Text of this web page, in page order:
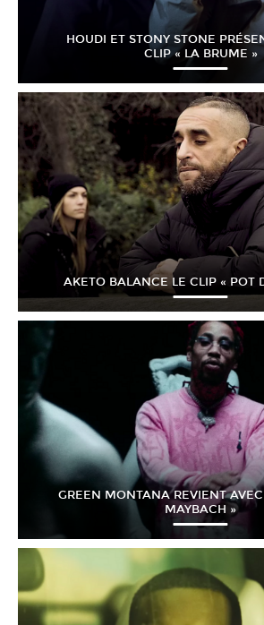
HOUDI ET STONY STONE
CLIP « LA BRUME »
AKETO BALANCE LE CLIP « POT
GREEN MONTANA REVIENT
MAYBACH »